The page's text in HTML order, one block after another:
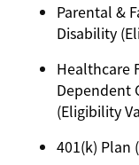
Parental &
Disability
Healthcare
Dependent
(Eligibility
401(k) Plan